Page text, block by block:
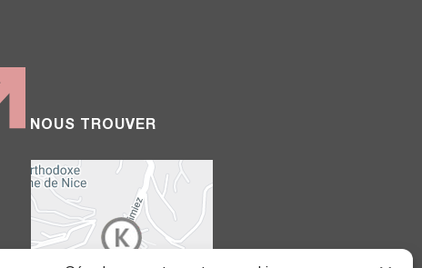
NOUS TROUVER